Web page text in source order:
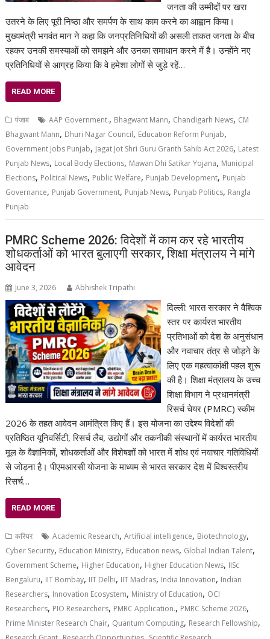
जनता की उम्मीदों पर खरा
उतरने के लिए पूरी निष्ठा और समर्पण के साथ काम करने का आह्वान किया।
मुख्यमंत्री भगवंत मान ने कहा कि जनप्रतिनिधियों की असली ताकत जनता के बीच
रहकर उनकी समस्याओं को समझने और उनका समाधान करने में है। उन्होंने नए
प्रतिनिधियों से आग्रह किया कि वे हमेशा लोगों से जुड़े रहें…
READ MORE
पंजाब AAP Government., Bhagwant Mann, Chandigarh News, CM
Bhagwant Mann, Dhuri Nagar Council, Education Reform Punjab,
Government Jobs Punjab, Jagat Jot Shri Guru Granth Sahib Act 2026, Latest
Punjab News, Local Body Elections, Mawan Dhi Satikar Yojana, Municipal
Elections, Political News, Public Welfare, Punjab Development, Punjab
Governance, Punjab Government, Punjab News, Punjab Politics, Rangla
Punjab
PMRC Scheme 2026: विदेशों में काम कर रहे भारतीय
शोधकर्ताओं को भारत बुलाएगी सरकार, शिक्षा मंत्रालय ने मांगे
आवेदन
June 3, 2026 Abhishek Tripathi
दिल्ली: भारत सरकार ने वैश्विक
स्तर पर कार्यरत भारतीय
प्रतिभाओं को देश के अनुसंधान
और नवाचार तंत्र से जोड़ने के
लिए एक महत्वाकांक्षी पहल शुरू
की है। शिक्षा मंत्रालय के उच्च
शिक्षा विभाग ने प्रधानमंत्री
रिसर्च चेयर (PMRC) स्कीम
2026 के तहत आवेदन आमंत्रित किए हैं। इस योजना का उद्देश्य विदेशों की
प्रतिष्ठित यूनिवर्सिटी, रिसर्च लैब, उद्योगों और तकनीकी संस्थानों में कार्यरत भारतीय
मूल के वैज्ञानिकों, शोधकर्ताओं और विशेषज्ञों को भारत में शोध एवं नवाचार गतिविधियों
से जोड़ना है। पीएमआरसी योजना के माध्यम से भारत सरकार देश में विश्वस्तरीय
रिसर्च…
READ MORE
करियर Academic Research,Artificial intelligence, Biotechnology,
Cyber Security, Education Ministry, Education news, Global Indian Talent,
Government Scheme, Higher Education, Higher Education News, IISc
Bengaluru, IIT Bombay, IIT Delhi, IIT Madras, India Innovation, Indian
Researchers, Innovation Ecosystem, Ministry of Education, OCI
Researchers, PIO Researchers, PMRC Application., PMRC Scheme 2026,
Prime Minister Research Chair, Quantum Computing, Research Fellowship,
, , ,